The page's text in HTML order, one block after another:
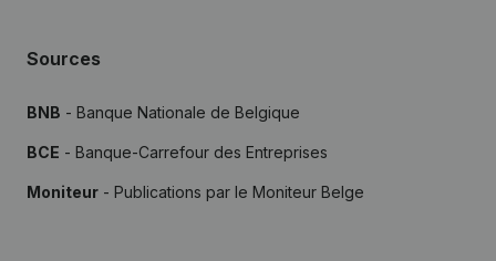
Sources
BNB - Banque Nationale de Belgique
BCE - Banque-Carrefour des Entreprises
Moniteur - Publications par le Moniteur Belge